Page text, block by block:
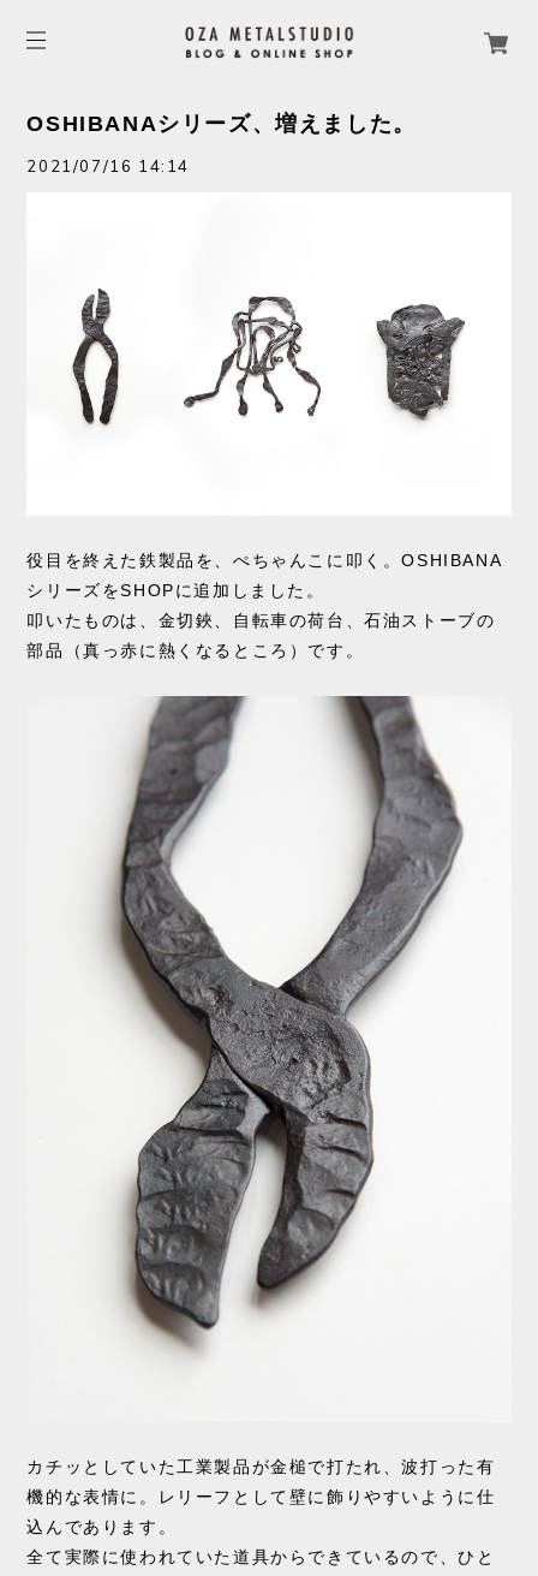
OSHIBANAシリーズ、増えました。
2021/07/16 14:14
役目を終えた鉄製品を、ぺちゃんこに叩く。OSHIBANA
シリーズをSHOPに追加しました。
叩いたものは、金切鋏、自転車の荷台、石油ストーブの
部品（真っ赤に熱くなるところ）です。
カチッとしていた工業製品が金槌で打たれ、波打った有
機的な表情に。レリーフとして壁に飾りやすいように仕
込んであります。
全て実際に使われていた道具からできているので、ひと